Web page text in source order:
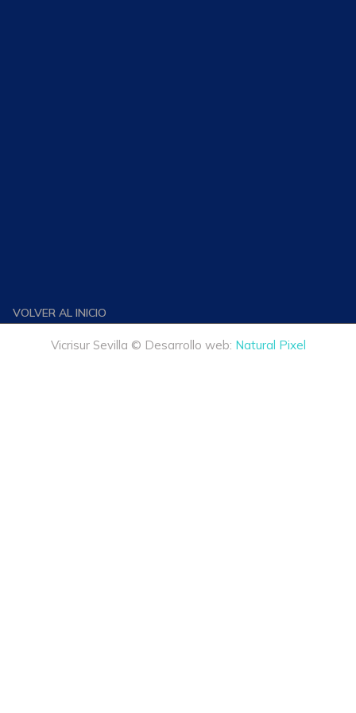
VOLVER AL INICIO
Vicrisur Sevilla © Desarrollo web: Natural Pixel